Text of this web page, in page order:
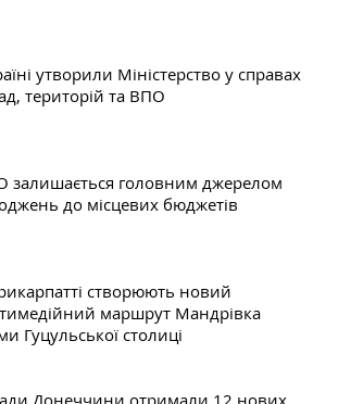
утворили Міністерство у справах
територій та ВПО
залишається головним джерелом
до місцевих бюджетів
створюють новий
маршрут Мандрівка
Гуцульської столиці